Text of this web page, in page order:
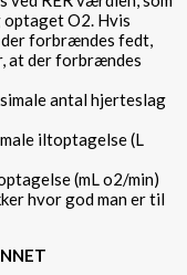
O2. Hvis
forbrændes fedt,
at der forbrændes
antal hjerteslag
iltoptagelse (L
(mL o2/min)
hvor god man er til